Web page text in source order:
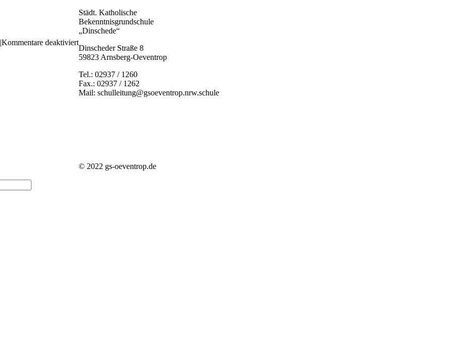
|Kommentare deaktiviertfür
k-
IMG_5880
Städt. Katholische
Bekenntnisgrundschule
„Dinschede“
Dinscheder Straße 8
59823 Arnsberg-Oeventrop
Tel.: 02937 / 1260
Fax.: 02937 / 1262
Mail: schulleitung@gsoeventrop.nrw.schule
© 2022 gs-oeventrop.de